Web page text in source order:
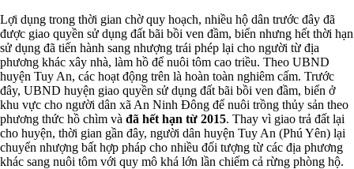
Lợi dụng trong thời gian chờ quy hoạch, nhiều hộ dân trước đây đã
được giao quyền sử dụng đất bãi bồi ven đầm, biển nhưng hết thời hạn
sử dụng đã tiến hành sang nhượng trái phép lại cho người từ địa
phương khác xây nhà, làm hồ để nuôi tôm cao triều. Theo UBND
huyện Tuy An, các hoạt động trên là hoàn toàn nghiêm cấm. Trước
đây, UBND huyện giao quyền sử dụng đất bãi bồi ven đầm, biển ở
khu vực cho người dân xã An Ninh Đông để nuôi trồng thủy sản theo
phương thức hồ chìm và đã hết hạn từ 2015. Thay vì giao trả đất lại
cho huyện, thời gian gần đây, người dân huyện Tuy An (Phú Yên) lại
chuyển nhượng bất hợp pháp cho nhiều đối tượng từ các địa phương
khác sang nuôi tôm với quy mô khá lớn lần chiếm cả rừng phòng hộ.